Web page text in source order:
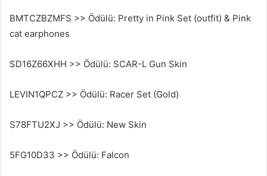
BMTCZBZMFS >> Ödülü: Pretty in Pink Set (outfit) & Pink
cat earphones
SD16Z66XHH >> Ödülü: SCAR-L Gun Skin
LEVIN1QPCZ >> Ödülü: Racer Set (Gold)
S78FTU2XJ >> Ödülü: New Skin
5FG10D33 >> Ödülü: Falcon